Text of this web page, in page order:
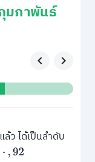
มภาพันธ์
ว ได้เป็นลำดับ